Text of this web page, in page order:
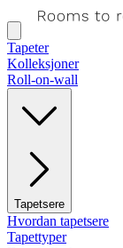
Tapeter
Kolleksjoner
Roll-on-wall
Tapetsere
Hvordan tapetsere
Tapettyper